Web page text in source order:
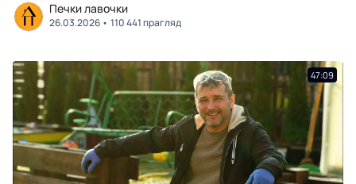
Печки лавочки
26.03.2026 110 441 прагляд
47:09